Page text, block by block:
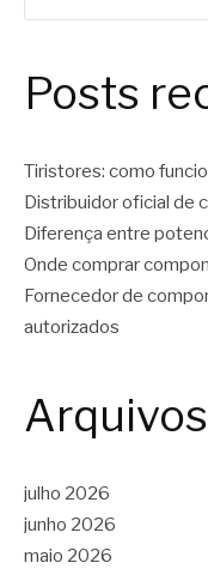
Posts
Tiristores: como
Distribuidor oficial de
Diferença entre
Onde comprar
Fornecedor de
autorizados
Arquivos
julho 2026
junho 2026
maio 2026